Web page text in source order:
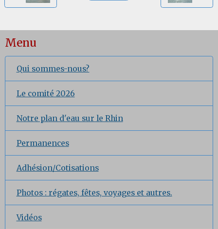
Menu
Qui sommes-nous?
Le comité 2026
Notre plan d'eau sur le Rhin
Permanences
Adhésion/Cotisations
Photos : régates, fêtes, voyages et autres.
Vidéos